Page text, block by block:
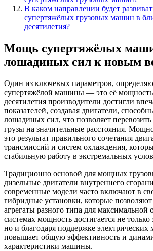
В каком направлении будет
супертяжёлых грузовых машин в
десятилетия?
Мощь супертяжёлых
лошадиных сил к новым
Один из ключевых параметров,
супертяжёлой машины — это её
десятилетия производители достигли
показателей, создавая двигатели,
лошадиных сил, что позволяет
грузы на значительные расстояния.
это результат правильного сочетания
трансмиссий и систем охлаждения,
стабильную работу в экстремальных
Традиционно основой для мощных
дизельные двигатели внутреннего
современные модели часто включают в
гибридные установки, которые
агрегаты разного типа для максимальной
системах мощность достигается не только
но и благодаря поддержке электрических
повышает общую эффективность и
характеристики машины.